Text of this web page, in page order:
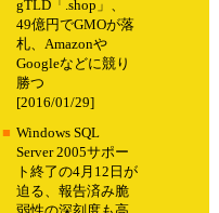
gTLD「.shop」、
49億円でGMOが落
札、Amazonや
Googleなどに競り
勝つ
[2016/01/29]
■ Windows SQL
Server 2005サポー
ト終了の4月12日が
迫る、報告済み脆